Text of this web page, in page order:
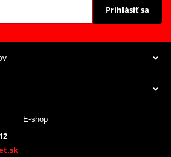
Prihlásiť sa
E-shop